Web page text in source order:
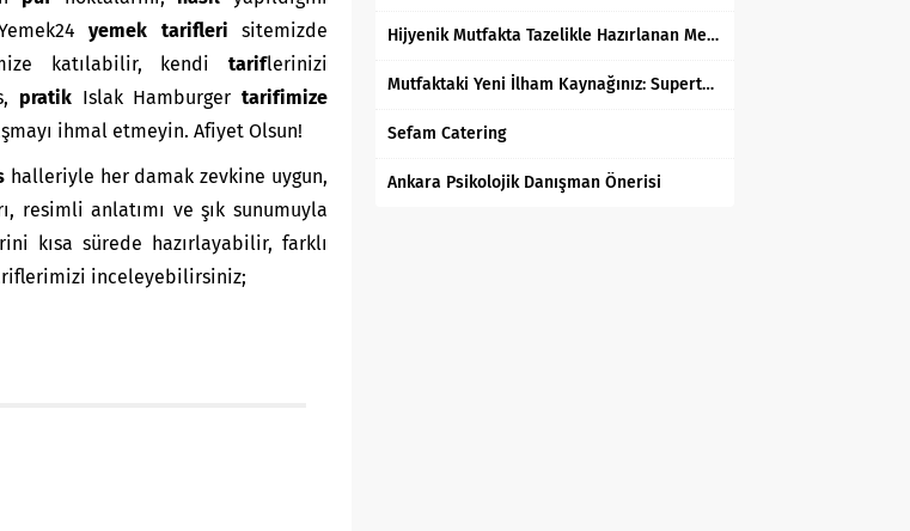
yemek tariflerisitemizde
katılabilir, kendi tariflerinizi
pratikIslak Hamburger tarifimize
ihmal etmeyin. Afiyet Olsun!
halleriyle her damak zevkine uygun,
resimli anlatımı ve şık sunumuyla
kısa sürede hazırlayabilir, farklı
inceleyebilirsiniz;
Hijyenik Mutfakta Tazelikle Hazırlanan Mersin Tantunisi
Mutfaktaki Yeni İlham Kaynağınız: Supertarifler.com ile Tanışın
Sefam Catering
Ankara Psikolojik Danışman Önerisi